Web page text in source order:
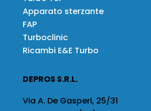
Apparato sterzante
FAP
Turboclinic
Ricambi E&E Turbo
DEPROS S.R.L.
Via A. De Gasperi, 25/31